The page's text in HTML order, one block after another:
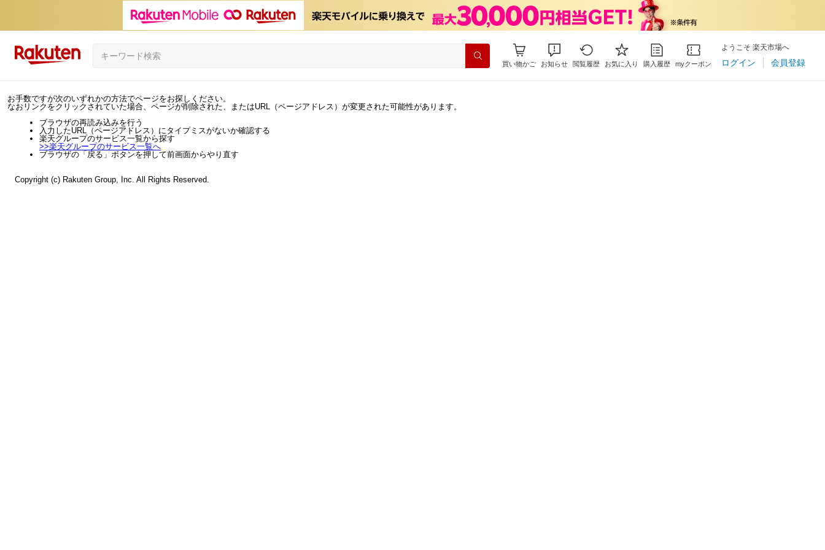
買い物かご お知らせ 閲覧履歴 お気に入り 購入履歴 myクーポン
ようこそ 楽天市場へ
ログイン 会員登録
お手数ですが次のいずれかの方法でページをお探しください。
なおリンクをクリックされていた場合、ページが削除された、またはURL（ページアドレス）が変更された可能性があります。
ブラウザの再読み込みを行う
入力したURL（ページアドレス）にタイプミスがないか確認する
楽天グループのサービス一覧から探す
>>楽天グループのサービス一覧へ
ブラウザの「戻る」ボタンを押して前画面からやり直す
Copyright (c) Rakuten Group, Inc. All Rights Reserved.